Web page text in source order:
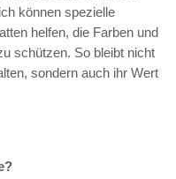
können spezielle
helfen, die Farben und
schützen. So bleibt nicht
sondern auch ihr Wert